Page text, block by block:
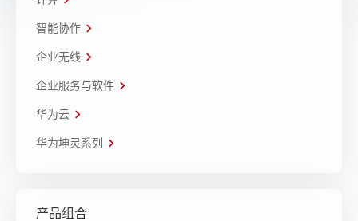
智能协作
企业无线
企业服务与软件
华为云
华为坤灵系列
产品组合